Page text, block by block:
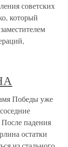
советских
который
Победы уже
падения
остатки